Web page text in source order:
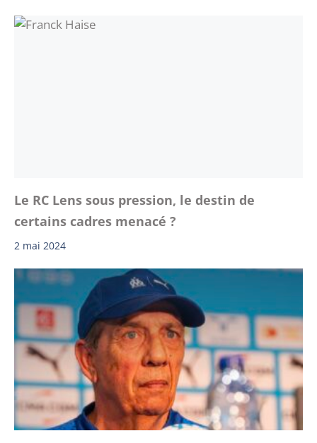
Le RC Lens sous pression, le destin de
certains cadres menacé ?
2 mai 2024